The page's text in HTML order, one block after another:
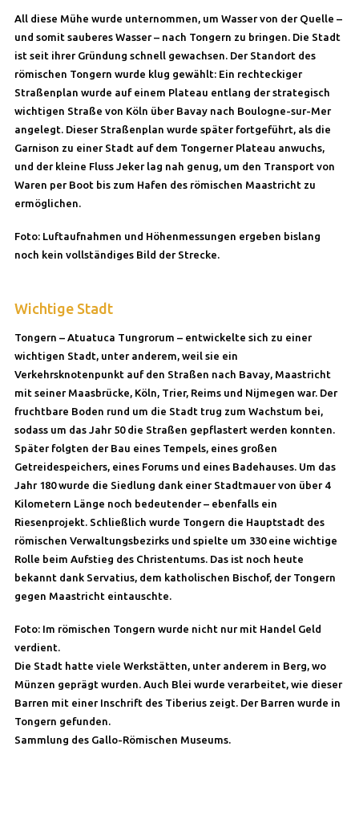
All diese Mühe wurde unternommen, um Wasser von der Quelle –
und somit sauberes Wasser – nach Tongern zu bringen. Die Stadt
ist seit ihrer Gründung schnell gewachsen. Der Standort des
römischen Tongern wurde klug gewählt: Ein rechteckiger
Straßenplan wurde auf einem Plateau entlang der strategisch
wichtigen Straße von Köln über Bavay nach Boulogne-sur-Mer
angelegt. Dieser Straßenplan wurde später fortgeführt, als die
Garnison zu einer Stadt auf dem Tongerner Plateau anwuchs,
und der kleine Fluss Jeker lag nah genug, um den Transport von
Waren per Boot bis zum Hafen des römischen Maastricht zu
ermöglichen.
Foto: Luftaufnahmen und Höhenmessungen ergeben bislang
noch kein vollständiges Bild der Strecke.
Wichtige Stadt
Tongern – Atuatuca Tungrorum – entwickelte sich zu einer
wichtigen Stadt, unter anderem, weil sie ein
Verkehrsknotenpunkt auf den Straßen nach Bavay, Maastricht
mit seiner Maasbrücke, Köln, Trier, Reims und Nijmegen war. Der
fruchtbare Boden rund um die Stadt trug zum Wachstum bei,
sodass um das Jahr 50 die Straßen gepflastert werden konnten.
Später folgten der Bau eines Tempels, eines großen
Getreidespeichers, eines Forums und eines Badehauses. Um das
Jahr 180 wurde die Siedlung dank einer Stadtmauer von über 4
Kilometern Länge noch bedeutender – ebenfalls ein
Riesenprojekt. Schließlich wurde Tongern die Hauptstadt des
römischen Verwaltungsbezirks und spielte um 330 eine wichtige
Rolle beim Aufstieg des Christentums. Das ist noch heute
bekannt dank Servatius, dem katholischen Bischof, der Tongern
gegen Maastricht eintauschte.
Foto: Im römischen Tongern wurde nicht nur mit Handel Geld
verdient.
Die Stadt hatte viele Werkstätten, unter anderem in Berg, wo
Münzen geprägt wurden. Auch Blei wurde verarbeitet, wie dieser
Barren mit einer Inschrift des Tiberius zeigt. Der Barren wurde in
Tongern gefunden.
Sammlung des Gallo-Römischen Museums.